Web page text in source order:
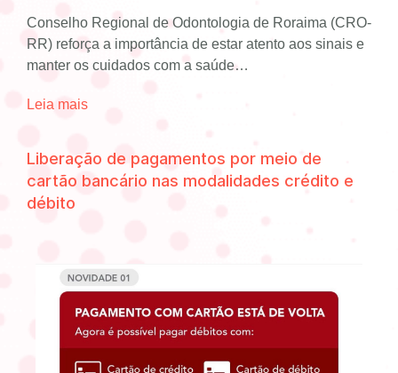
Conselho Regional de Odontologia de Roraima (CRO-
RR) reforça a importância de estar atento aos sinais e
manter os cuidados com a saúde…
Leia mais
Liberação de pagamentos por meio de
cartão bancário nas modalidades crédito e
débito